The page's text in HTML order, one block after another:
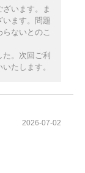
います。ま
います。問題
ないとのこ
。次回ご利
たします。
2026-07-02